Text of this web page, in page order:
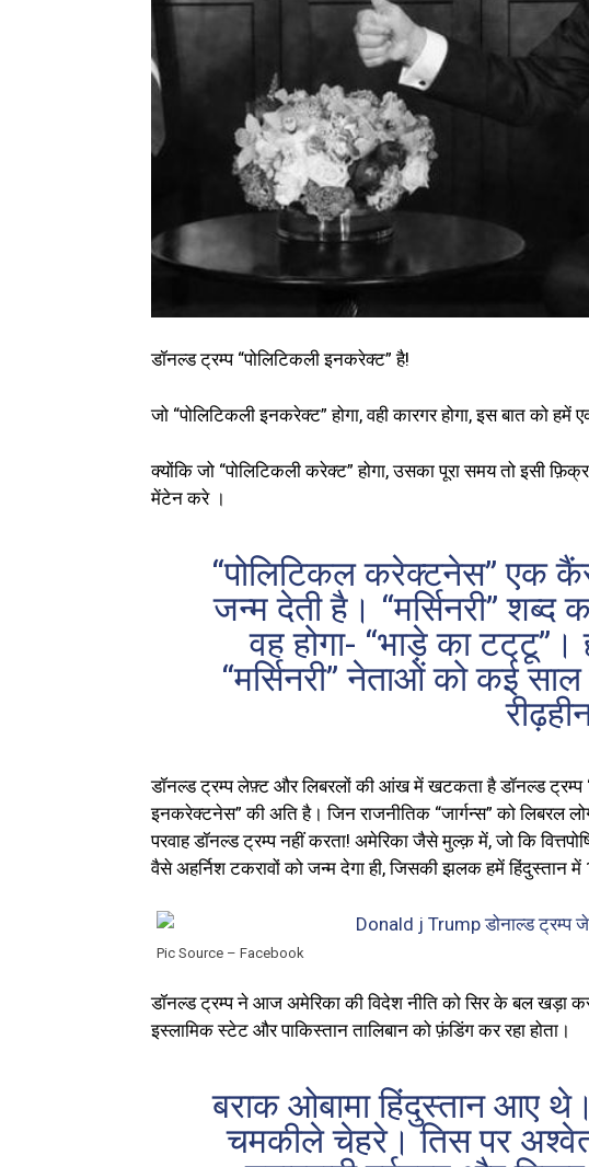
डॉनल्ड ट्रम्प “पोलिटिकली इनकरेक्ट” है!
जो “पोलिटिकली इनकरेक्ट” होगा, वही कारगर होगा, इस बात को हमें
क्योंकि जो “पोलिटिकली करेक्ट” होगा, उसका पूरा समय तो इसी
मेंटेन करे ।
“पोलिटिकल करेक्टनेस” एक
जन्म देती है। “मर्सिनरी” शब्द
वह होगा- “भाड़े का
“मर्सिनरी” नेताओं को कई
डॉनल्ड ट्रम्प लेफ़्ट और लिबरलों की आंख में खटकता है डॉनल्ड ट्रम्प
इनकरेक्टनेस” की अति है। जिन राजनीतिक “जार्गन्स” को लिबरल
परवाह डॉनल्ड ट्रम्प नहीं करता! अमेरिका जैसे मुल्क़ में, जो कि
वैसे अहर्निश टकरावों को जन्म देगा ही, जिसकी झलक हमें हिंदुस्तान
Pic Source – Facebook
डॉनल्ड ट्रम्प ने आज अमेरिका की विदेश नीति को सिर के बल खड़ा कर
इस्लामिक स्टेट और पाकिस्तान तालिबान को फ़ंडिंग कर रहा होता।
बराक ओबामा हिंदुस्तान आए
चमकीले चेहरे। तिस पर